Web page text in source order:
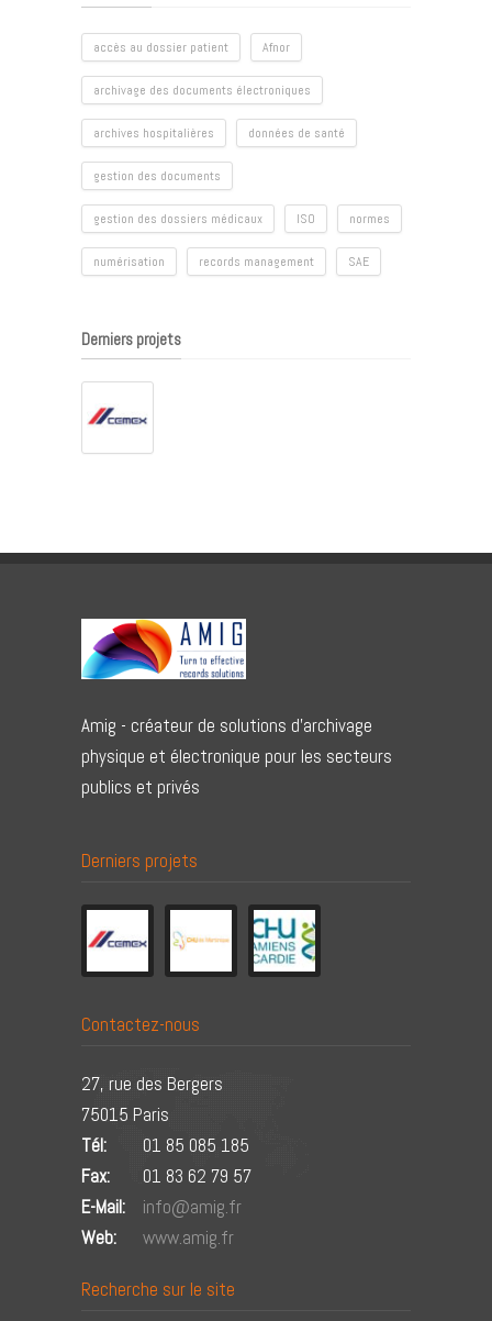
accès au dossier patient Afnor
archivage des documents électroniques
archives hospitalières données de santé
gestion des documents
gestion des dossiers médicaux ISO normes
numérisation records management SAE
Derniers projets
Amig - créateur de solutions d'archivage
physique et électronique pour les secteurs
publics et privés
Derniers projets
Contactez-nous
27, rue des Bergers
75015 Paris
Tél:
01 85 085 185
Fax:
01 83 62 79 57
E-Mail:
info@amig.fr
Web:
www.amig.fr
Recherche sur le site